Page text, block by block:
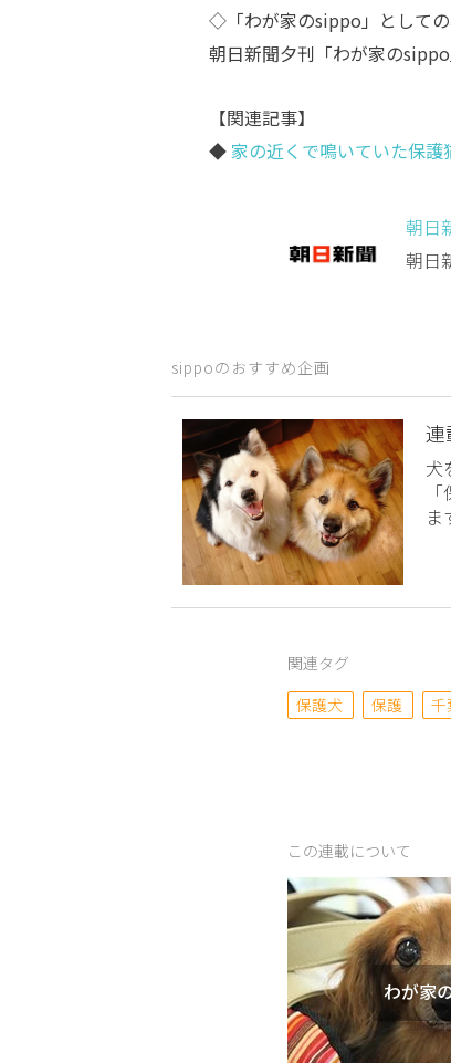
◇「わが家のsippo」として
朝日新聞夕刊「わが家の
【関連記事】
◆家の近くで鳴いていた保
朝日
朝日
sippoのおすすめ企画
連
犬
ま
関連タグ
保護犬
保護 千
この連載について
わが家